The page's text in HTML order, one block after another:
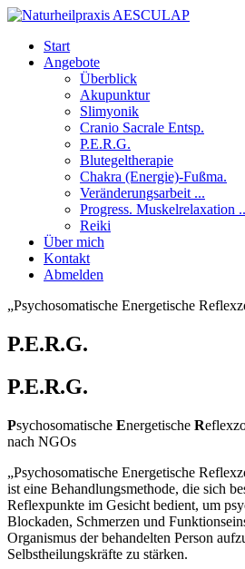
Start
Angebote
Überblick
Akupunktur
Slimyonik
Cranio Sacrale Entsp.
P.E.R.G.
Blutegeltherapie
Chakra (Energie)-Fußma.
Veränderungsarbeit ...
Progress. Muskelrelaxation
Reiki
Über mich
Kontakt
Abmelden
„Psychosomatische Energetische
P.E.R.G.
P.E.R.G.
Psychosomatische Energetische R
nach NGOs
„Psychosomatische Energetische
ist eine Behandlungsmethode, die sich
Reflexpunkte im Gesicht bedient, um
Blockaden, Schmerzen und
Organismus der behandelten Person
Selbstheilungskräfte zu stärken.